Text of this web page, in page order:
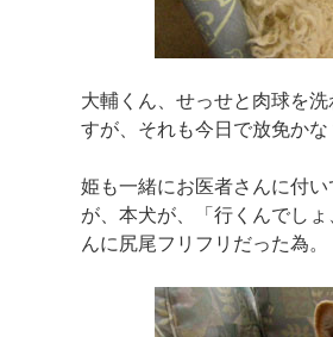
大輔くん、せっせと肉球を
すが、それも今日で放免かな
姫も一緒にお医者さんに付
が、本犬が、「行くんでし
んに尻尾フリフリだった為。